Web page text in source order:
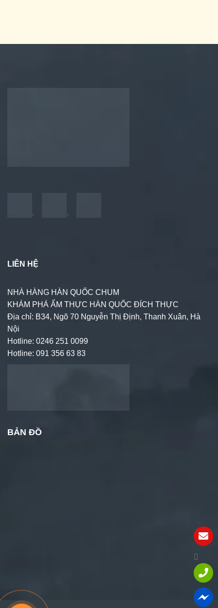
LIÊN HỆ
NHÀ HÀNG HÀN QUỐC CHUM
KHÁM PHÁ ẨM THỰC HÀN QUỐC ĐÍCH THỰC
Địa chỉ: B34, Ngõ 70 Nguyễn Thị Định, Thanh Xuân, Hà
Nội
Hotline: 0246 251 0099
Hotline: 091 356 63 83
BẢN ĐỒ